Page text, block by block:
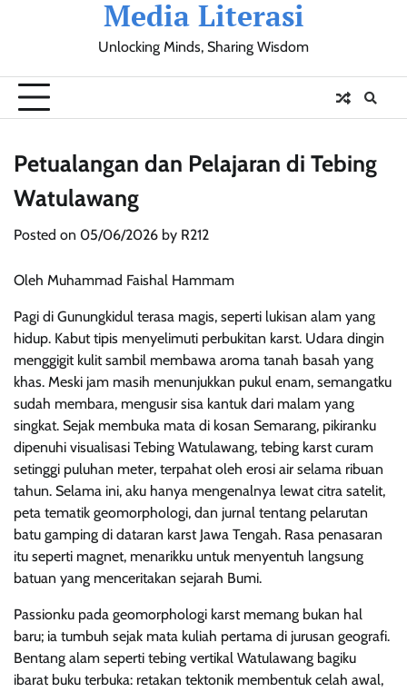
Media Literasi
Unlocking Minds, Sharing Wisdom
Pendidikan
SosialOlahraga
Resensi
Ulasan
Opini
Petualangan dan Pelajaran di Tebing
Watulawang
Posted on 05/06/2026 by R212
Oleh Muhammad Faishal Hammam
Pagi di Gunungkidul terasa magis, seperti lukisan alam yang
hidup. Kabut tipis menyelimuti perbukitan karst. Udara dingin
menggigit kulit sambil membawa aroma tanah basah yang
khas. Meski jam masih menunjukkan pukul enam, semangatku
sudah membara, mengusir sisa kantuk dari malam yang
singkat. Sejak membuka mata di kosan Semarang, pikiranku
dipenuhi visualisasi Tebing Watulawang, tebing karst curam
setinggi puluhan meter, terpahat oleh erosi air selama ribuan
tahun. Selama ini, aku hanya mengenalnya lewat citra satelit,
peta tematik geomorphologi, dan jurnal tentang pelarutan
batu gamping di dataran karst Jawa Tengah. Rasa penasaran
itu seperti magnet, menarikku untuk menyentuh langsung
batuan yang menceritakan sejarah Bumi.
Passionku pada geomorphologi karst memang bukan hal
baru; ia tumbuh sejak mata kuliah pertama di jurusan geografi.
Bentang alam seperti tebing vertikal Watulawang bagiku
ibarat buku terbuka: retakan tektonik membentuk celah awal,